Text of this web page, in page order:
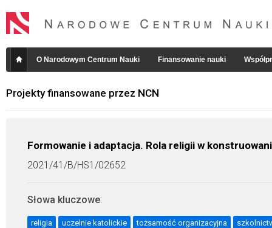
O Narodowym Centrum Nauki Finansowanie nauki
Projekty finansowane przez NCN
Formowanie i adaptacja. Rola religii w
2021/41/B/HS1/02652
Słowa kluczowe:
religia uczelnie katolickie tożsamość organizacyjna